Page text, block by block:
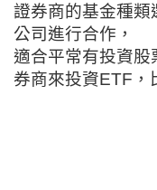
證券商的基金種類
公司進行合作，
適合平常有投資股
券商來投資ETF，